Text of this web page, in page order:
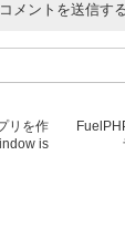
リを作
is